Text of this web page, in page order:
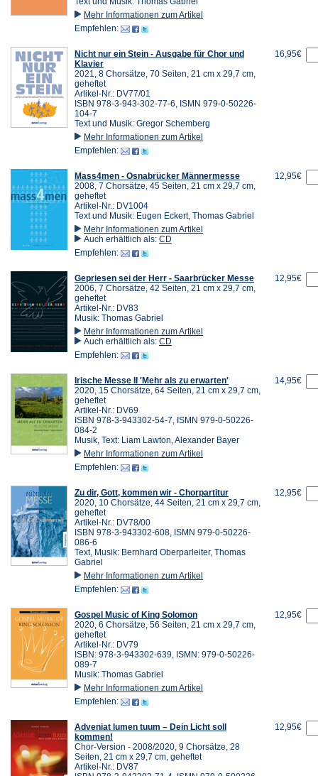
Mehr Informationen zum Artikel
Empfehlen:
Nicht nur ein Stein - Ausgabe für Chor und
Klavier
2021, 8 Chorsätze, 70 Seiten, 21 cm x 29,7 cm,
geheftet
Artikel-Nr.: DV77/01
ISBN 978-3-943-302-77-6, ISMN 979-0-50226-
104-7
Text und Musik: Gregor Schemberg
Mehr Informationen zum Artikel
Empfehlen:
16,95€
Mass4men - Osnabrücker Männermesse
2008, 7 Chorsätze, 45 Seiten, 21 cm x 29,7 cm,
geheftet
Artikel-Nr.: DV1004
Text und Musik: Eugen Eckert, Thomas Gabriel
Mehr Informationen zum Artikel
Auch erhältlich als: CD
Empfehlen:
12,95€
Gepriesen sei der Herr - Saarbrücker Messe
2006, 7 Chorsätze, 42 Seiten, 21 cm x 29,7 cm,
geheftet
Artikel-Nr.: DV83
Musik: Thomas Gabriel
Mehr Informationen zum Artikel
Auch erhältlich als: CD
Empfehlen:
12,95€
Irische Messe II 'Mehr als zu erwarten'
2020, 15 Chorsätze, 64 Seiten, 21 cm x 29,7 cm,
geheftet
Artikel-Nr.: DV69
ISBN 978-3-943302-54-7, ISMN 979-0-50226-
084-2
Musik, Text: Liam Lawton, Alexander Bayer
Mehr Informationen zum Artikel
Empfehlen:
14,95€
Zu dir, Gott, kommen wir - Chorpartitur
2020, 10 Chorsätze, 44 Seiten, 21 cm x 29,7 cm,
geheftet
Artikel-Nr.: DV78/00
ISBN 978-3-943302-608, ISMN 979-0-50226-
086-6
Text, Musik: Bernhard Oberparleiter, Thomas
Gabriel
Mehr Informationen zum Artikel
Empfehlen:
12,95€
Gospel Music of King Solomon
2020, 6 Chorsätze, 56 Seiten, 21 cm x 29,7 cm,
geheftet
Artikel-Nr.: DV79
ISBN: 978-3-943302-639, ISMN: 979-0-50226-
089-7
Musik: Thomas Gabriel
Mehr Informationen zum Artikel
Empfehlen:
12,95€
Adveniat lumen tuum – Dein Licht soll
kommen!
Chor-Version - 2008/2020, 9 Chorsätze, 28
Seiten, 21 cm x 29,7 cm, geheftet
Artikel-Nr.: DV87
12,95€